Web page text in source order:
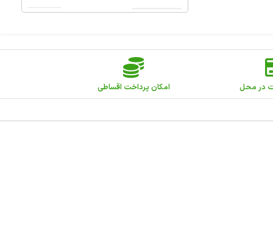
در محل امکان پرداخت اقساطی